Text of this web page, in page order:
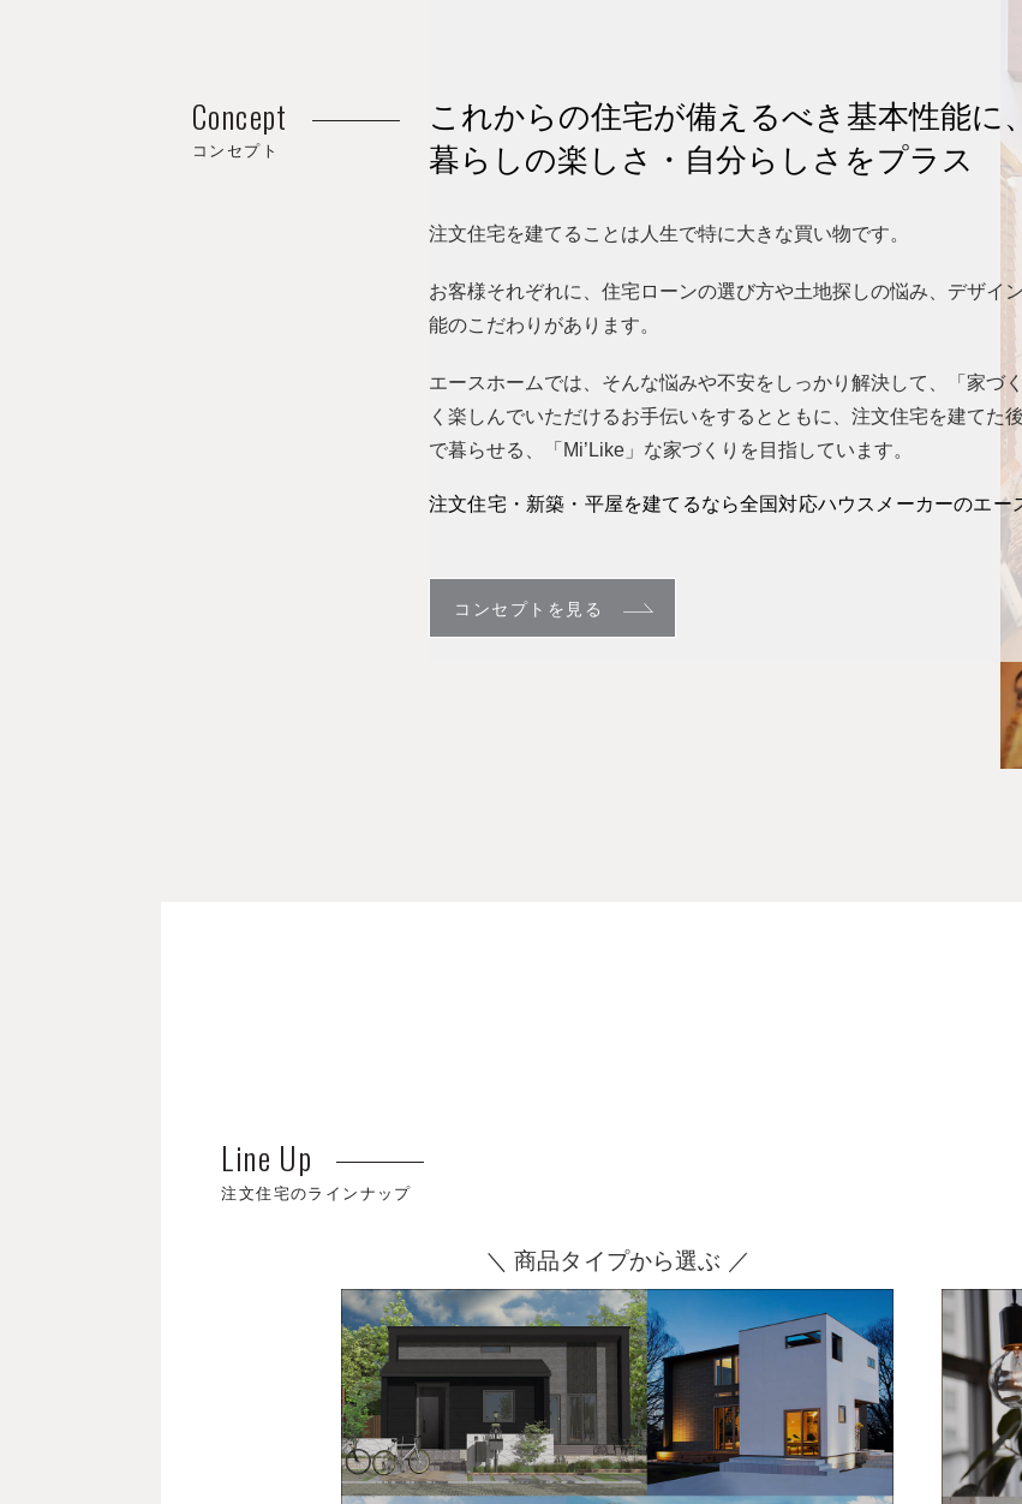
Concept
コンセプト
これからの住宅が備えるべき基本性能に、
暮らしの楽しさ・自分らしさをプラス
注文住宅を建てることは人生で特に大きな買い物です。
お客様それぞれに、住宅ローンの選び方や土地探しの悩み、デザイ
能のこだわりがあります。
エースホームでは、そんな悩みや不安をしっかり解決して、「家づ
く楽しんでいただけるお手伝いをするとともに、注文住宅を建てた
で暮らせる、「Mi’Like」な家づくりを目指しています。
注文住宅・新築・平屋を建てるなら全国対応ハウスメーカーのエー
コンセプトを見る
Line Up
注文住宅のラインナップ
＼ 商品タイプから選ぶ ／